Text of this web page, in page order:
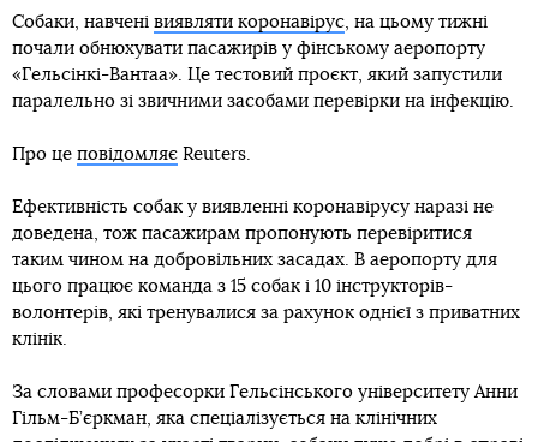
Собаки, навчені виявляти коронавірус , на цьому тижні
почали обнюхувати пасажирів у фінському аеропорту
«Гельсінкі-Вантаа». Це тестовий проєкт, який запустили
паралельно зі звичними засобами перевірки на інфекцію.
Про це повідомляє Reuters.
Ефективність собак у виявленні коронавірусу наразі не
доведена, тож пасажирам пропонують перевіритися
таким чином на добровільних засадах. В аеропорту для
цього працює команда з 15 собак і 10 інструкторів-
волонтерів, які тренувалися за рахунок однієї з приватних
клінік.
За словами професорки Гельсінського університету Анни
Гільм-Б’єркман, яка спеціалізується на клінічних